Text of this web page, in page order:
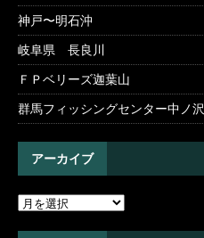
神戸〜明石沖
岐阜県 長良川
ＦＰベリーズ迦葉山
群馬フィッシングセンター中ノ沢
アーカイブ